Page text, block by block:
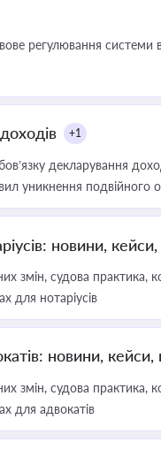
регулювання системи
+1
декларування
уникнення подвійного
новини,
змін, судова практика,
для нотаріусів
новини, кейси,
змін, судова практика,
для адвокатів